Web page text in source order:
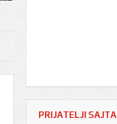
PRIJATELJI SAJTA